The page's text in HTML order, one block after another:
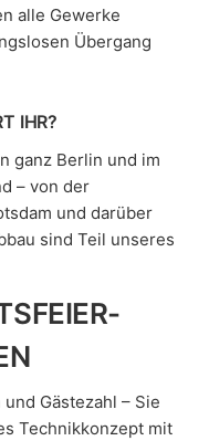
alle Gewerke
Übergang
IHR?
ganz Berlin und im
– von der
und darüber
sind Teil unseres
Gästezahl – Sie
Technikkonzept mit